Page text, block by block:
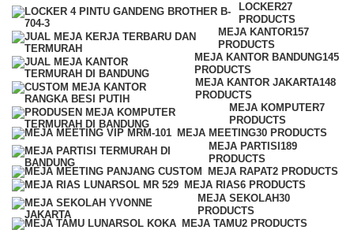
LOCKER27
PRODUCTS
MEJA KANTOR157
PRODUCTS
MEJA KANTOR BANDUNG145
PRODUCTS
MEJA KANTOR JAKARTA148
PRODUCTS
MEJA KOMPUTER7
PRODUCTS
MEJA MEETING30 PRODUCTS
MEJA PARTISI 189
PRODUCTS
MEJA RAPAT2 PRODUCTS
MEJA RIAS6 PRODUCTS
MEJA SEKOLAH30
PRODUCTS
MEJA TAMU2 PRODUCTS